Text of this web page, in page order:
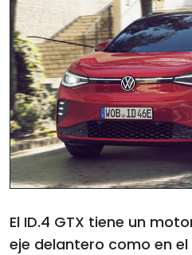
El ID.4 GTX tiene un
eje delantero como en